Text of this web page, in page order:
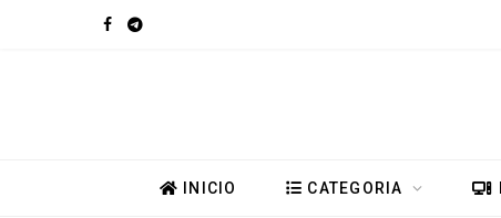
F T
INICIO CATEGORIA